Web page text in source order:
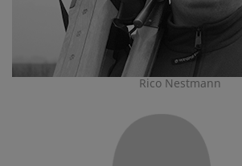
Rico Nestmann